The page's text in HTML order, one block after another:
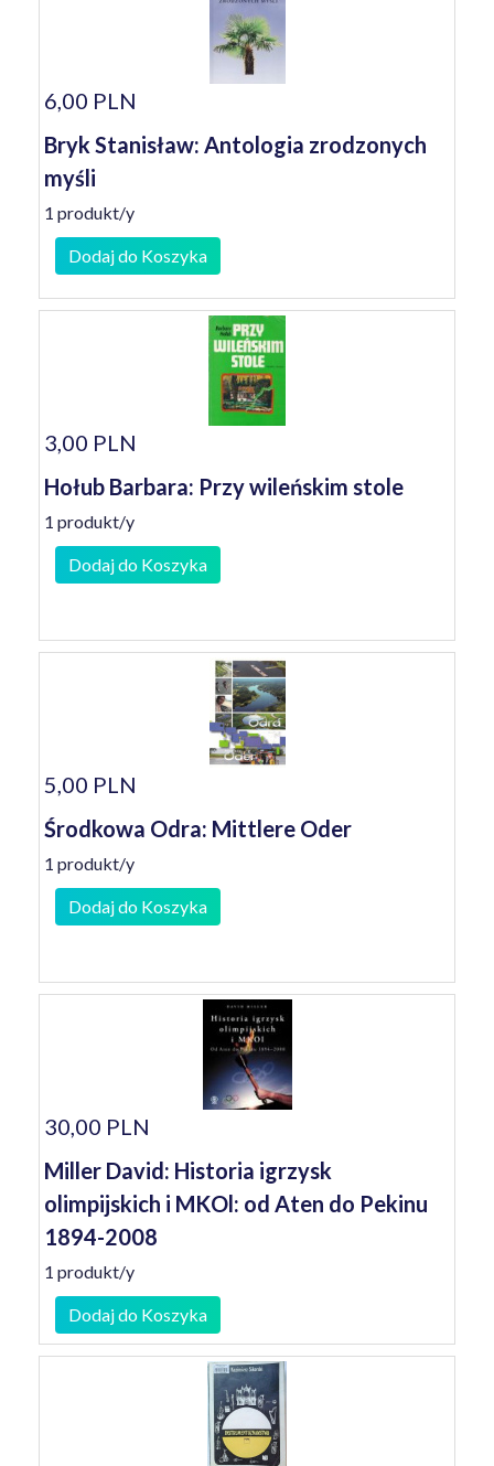
6,00 PLN
Bryk Stanisław: Antologia zrodzonych
myśli
1 produkt/y
Dodaj do Koszyka
3,00 PLN
Hołub Barbara: Przy wileńskim stole
1 produkt/y
Dodaj do Koszyka
5,00 PLN
Środkowa Odra: Mittlere Oder
1 produkt/y
Dodaj do Koszyka
30,00 PLN
Miller David: Historia igrzysk
olimpijskich i MKOl: od Aten do Pekinu
1894-2008
1 produkt/y
Dodaj do Koszyka